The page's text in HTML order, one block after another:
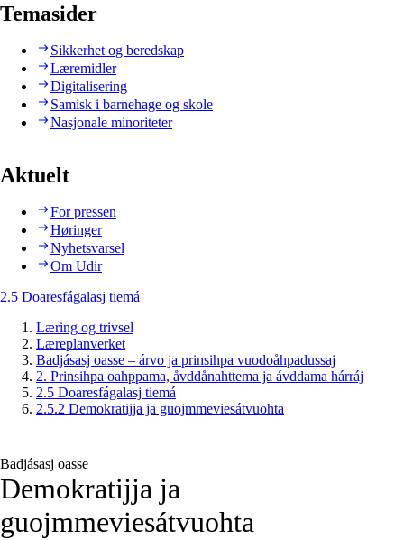
Temasider
Sikkerhet og beredskap
Læremidler
Digitalisering
Samisk i barnehage og skole
Nasjonale minoriteter
Aktuelt
For pressen
Høringer
Nyhetsvarsel
Om Udir
2.5 Doaresfágalasj tiemá
Læring og trivsel
Læreplanverket
Badjásasj oasse – árvo ja prinsihpa vuodoåhpadussaj
2. Prinsihpa oahppama, åvddånahttema ja ávddama hárráj
2.5 Doaresfágalasj tiemá
2.5.2 Demokratijja ja guojmmeviesátvuohta
Badjásasj oasse
Demokratijja ja
guojmmeviesátvuohta